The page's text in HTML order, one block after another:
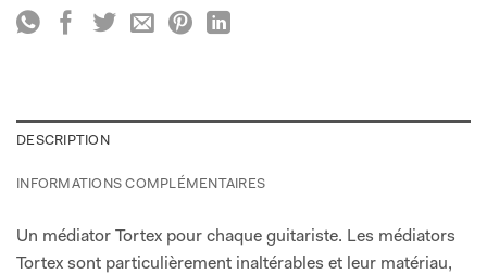
DESCRIPTION
INFORMATIONS COMPLÉMENTAIRES
Un médiator Tortex pour chaque guitariste. Les médiators
Tortex sont particulièrement inaltérables et leur matériau,